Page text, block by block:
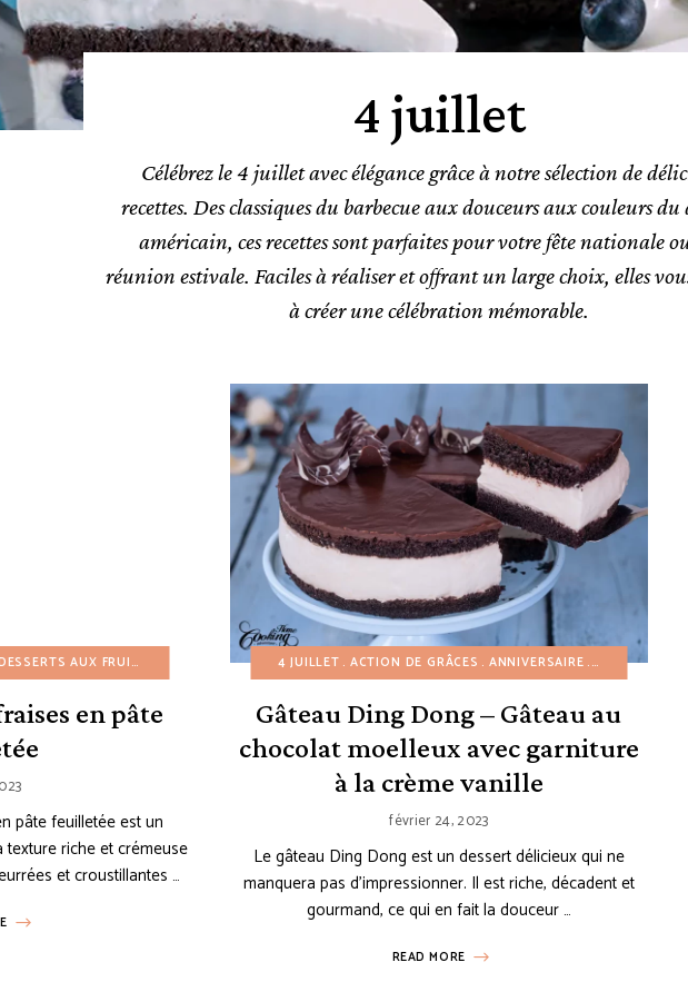
4 juillet
Célébrez le 4 juillet avec élégance grâce à notre sélection de
recettes. Des classiques du barbecue aux douceurs aux couleurs
américain, ces recettes sont parfaites pour votre fête nationale
réunion estivale. Faciles à réaliser et offrant un large choix, elles
à créer une célébration mémorable.
AUX FRUITS DESSERTS FACILES ÉTÉ GÂTEAUX HIVER PÂQUES PÂTISSERIES PRINTEMPS
en pâte
pâte feuilletée est un
riche et crémeuse
et croustillantes …
4 JUILLET ACTION DE GRÂCES ANNIVERSAIRE AUTOMNE
Gâteau Ding Dong – Gâteau au
chocolat moelleux avec garniture
à la crème vanille
février 24, 2023
Le gâteau Ding Dong est un dessert délicieux qui ne
manquera pas d’impressionner. Il est riche, décadent et
gourmand, ce qui en fait la douceur …
READ MORE